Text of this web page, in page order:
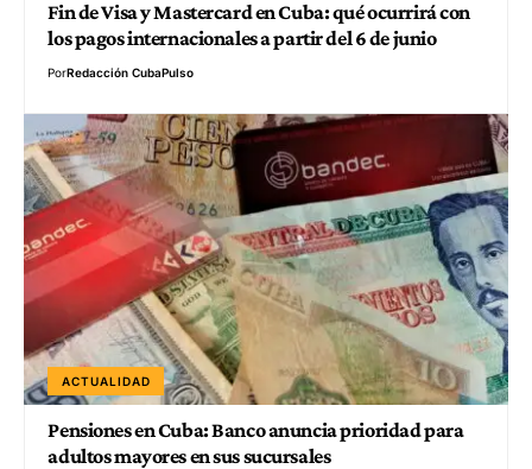
Fin de Visa y Mastercard en Cuba: qué ocurrirá con
los pagos internacionales a partir del 6 de junio
PorRedacción CubaPulso
ACTUALIDAD
Pensiones en Cuba: Banco anuncia prioridad para
adultos mayores en sus sucursales